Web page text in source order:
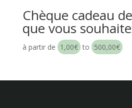
Chèque cadeau
que vous
à partir de 1,00€ to 500,00€